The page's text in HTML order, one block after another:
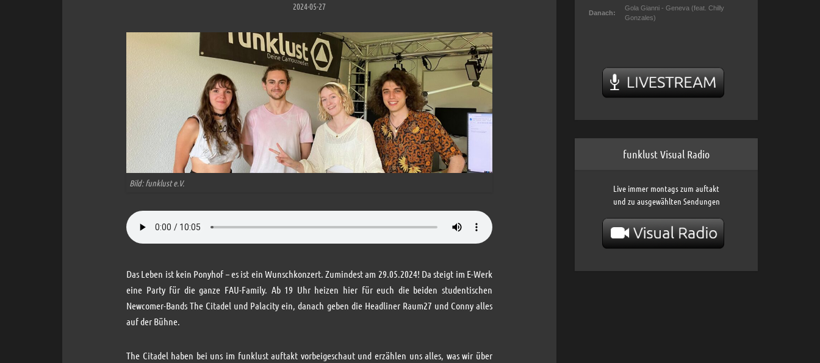
2024-05-27
Bild: funklust e.V.
Das Leben ist kein Ponyhof – es ist ein Wunschkonzert. Zumindest am 29.05.2024! Da steigt im E-Werk
eine Party für die ganze FAU-Family. Ab 19 Uhr heizen hier für euch die beiden studentischen
Newcomer-Bands The Citadel und Palacity ein, danach geben die Headliner Raum27 und Conny alles
auf der Bühne.
The Citadel haben bei uns im funklust auftakt vorbeigeschaut und erzählen uns alles, was wir über
funklust Visual Radio
Live immer montags zum auftakt
und zu ausgewählten Sendungen